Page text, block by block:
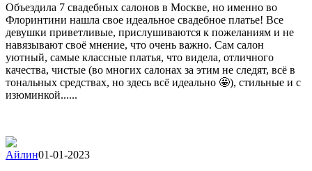
Объездила 7 свадебных салонов в Москве, но именно во
Флоринтини нашла свое идеальное свадебное платье! Все
девушки приветливые, прислушиваются к пожеланиям и не
навязывают своё мнение, что очень важно. Сам салон
уютный, самые классные платья, что видела, отличного
качества, чистые (во многих салонах за этим не следят, всё в
тональных средствах, но здесь всё идеально 🤩), стильные и с
изюминкой......
Айлин01-01-2023